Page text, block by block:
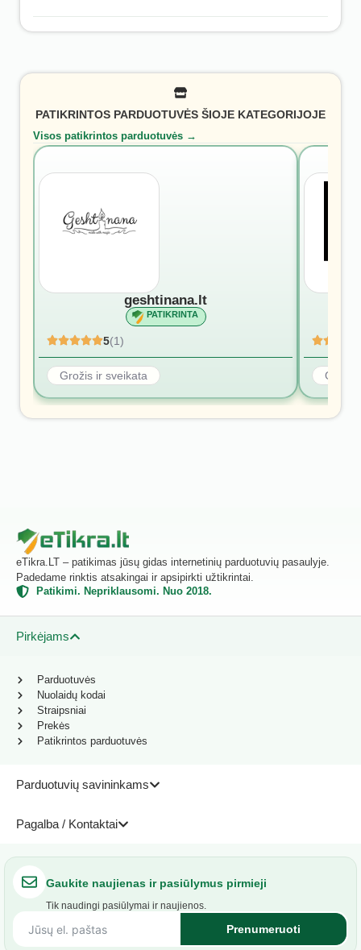
PATIKRINTOS PARDUOTUVĖS ŠIOJE KATEGORIJOJE
Visos patikrintos parduotuvės →
geshtinana.lt
PATIKRINTA
5(1)
Grožis ir sveikata Grožis
eTikra.LT – patikimas jūsų gidas internetinių parduotuvių pasaulyje.
Padedame rinktis atsakingai ir apsipirkti užtikrintai.
Patikimi. Nepriklausomi. Nuo 2018.
Pirkėjams
Parduotuvių savininkams
Pagalba / Kontaktai
Parduotuvės
Nuolaidų kodai
Straipsniai
Prekės
Patikrintos parduotuvės
Gaukite naujienas ir pasiūlymus pirmieji
Tik naudingi pasiūlymai ir naujienos.
Prenumeruoti